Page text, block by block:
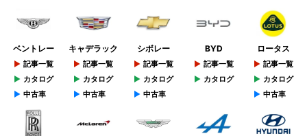
ベントレー
記事一覧
カタログ
中古車
キャデラック
記事一覧
カタログ
中古車
シボレー
記事一覧
カタログ
中古車
BYD
記事一覧
カタログ
ロータス
記事一覧
カタログ
中古車